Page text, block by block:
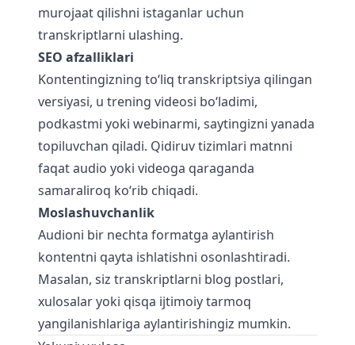
murojaat qilishni istaganlar uchun
transkriptlarni ulashing.
SEO afzalliklari
Kontentingizning to‘liq transkriptsiya qilingan
versiyasi, u trening videosi bo‘ladimi,
podkastmi yoki webinarmi, saytingizni yanada
topiluvchan qiladi. Qidiruv tizimlari matnni
faqat audio yoki videoga qaraganda
samaraliroq ko‘rib chiqadi.
Moslashuvchanlik
Audioni bir nechta formatga aylantirish
kontentni qayta ishlatishni osonlashtiradi.
Masalan, siz transkriptlarni blog postlari,
xulosalar yoki qisqa ijtimoiy tarmoq
yangilanishlariga aylantirishingiz mumkin.